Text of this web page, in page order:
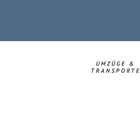
UMZÜGE &
TRANSPORTE